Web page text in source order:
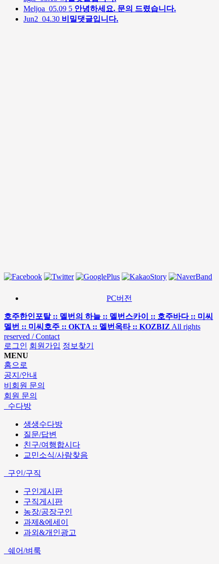
Meljoa 05.09 5 안녕하세요. 문의 드렸습니다.
Jun2 04.30 비밀댓글입니다.
PC버전
호주한인포탈 :: 멜번의 하늘 :: 멜번스카이 :: 호주바다 :: 미씨
멜번 :: 미씨호주 :: OKTA :: 멜번옥타 :: KOZBIZ All rights
reserved / Contact
로그인 회원가입 정보찾기
MENU
홈으로
공지/안내
비회원 문의
회원 문의
수다방
생생수다방
질문/답변
친구/여행합시다
교민소식/사람찾음
구인/구직
구인게시판
구직게시판
농장/공장구인
과제&에세이
과외&개인광고
쉐어/벼룩